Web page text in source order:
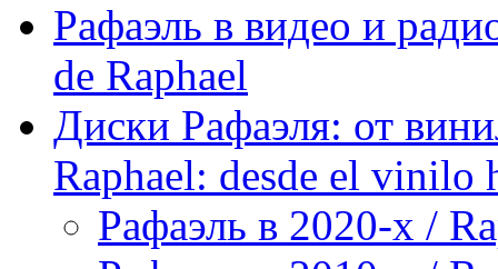
Рафаэль в видео и
de Raphael
Диски Рафаэля: от
Raphael: desde el vinilo
Рафаэль в 2020-х /